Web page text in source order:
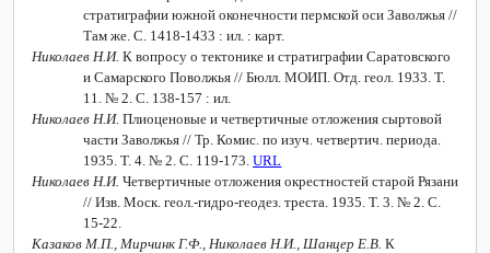
стратиграфии южной оконечности пермской оси Заволжья //
Там же. С. 1418-1433 : ил. : карт.
Николаев Н.И. К вопросу о тектонике и стратиграфии Саратовского
и Самарского Поволжья // Бюлл. МОИП. Отд. геол. 1933. Т.
11. № 2. С. 138-157 : ил.
Николаев Н.И. Плиоценовые и четвертичные отложения сыртовой
части Заволжья // Тр. Комис. по изуч. четвертич. периода.
1935. Т. 4. № 2. С. 119-173.URL
Николаев Н.И. Четвертичные отложения окрестностей старой Рязани
// Изв. Моск. геол.-гидро-геодез. треста. 1935. Т. 3. № 2. С.
15-22.
Казаков М.П., Мирчинк Г.Ф., Николаев Н.И., Шанцер Е.В. К